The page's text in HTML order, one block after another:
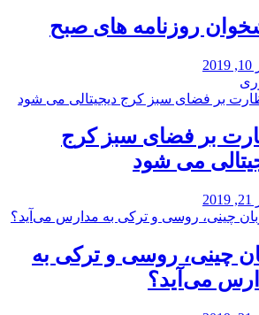
روزنامه های صبح
بر فضای سبز کرج
می شود
چینی، روسی و ترکی به
می‌آید؟